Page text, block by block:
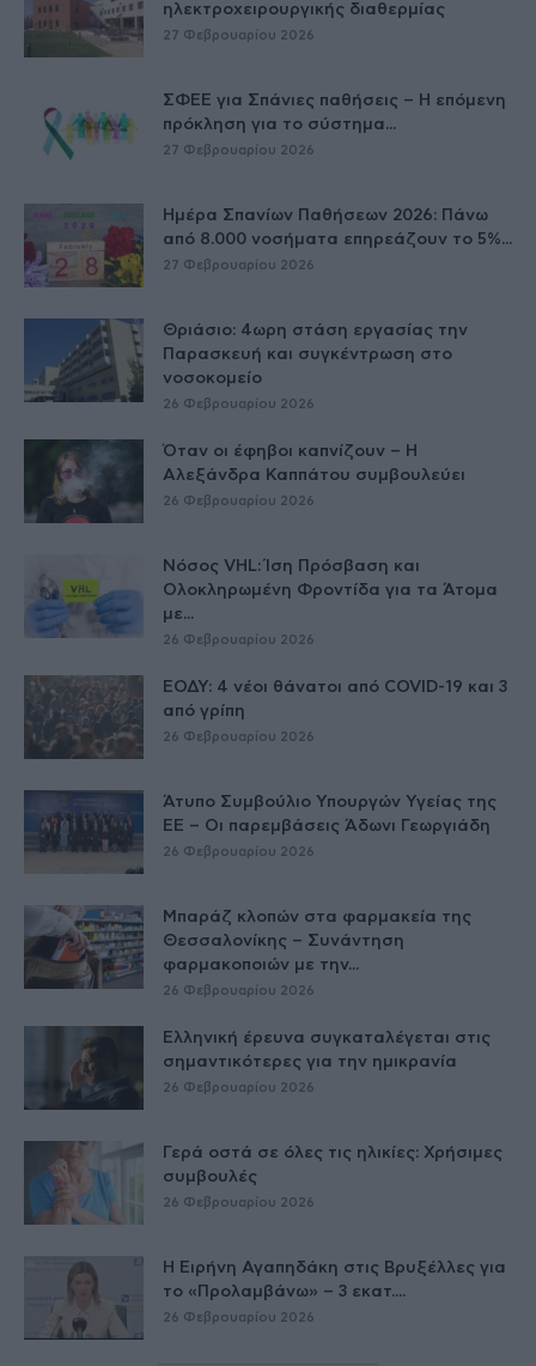
ηλεκτροχειρουργικής διαθερμίας
27 Φεβρουαρίου 2026
ΣΦΕΕ για Σπάνιες παθήσεις – Η επόμενη
πρόκληση για το σύστημα...
27 Φεβρουαρίου 2026
Ημέρα Σπανίων Παθήσεων 2026: Πάνω
από 8.000 νοσήματα επηρεάζουν το 5%...
27 Φεβρουαρίου 2026
Θριάσιο: 4ωρη στάση εργασίας την
Παρασκευή και συγκέντρωση στο
νοσοκομείο
26 Φεβρουαρίου 2026
Όταν οι έφηβοι καπνίζουν – Η
Αλεξάνδρα Καππάτου συμβουλεύει
26 Φεβρουαρίου 2026
Νόσος VHL: Ίση Πρόσβαση και
Ολοκληρωμένη Φροντίδα για τα Άτομα
με...
26 Φεβρουαρίου 2026
ΕΟΔΥ: 4 νέοι θάνατοι από COVID-19 και 3
από γρίπη
26 Φεβρουαρίου 2026
Άτυπο Συμβούλιο Υπουργών Υγείας της
ΕE – Οι παρεμβάσεις Άδωνι Γεωργιάδη
26 Φεβρουαρίου 2026
Μπαράζ κλοπών στα φαρμακεία της
Θεσσαλονίκης – Συνάντηση
φαρμακοποιών με την...
26 Φεβρουαρίου 2026
Ελληνική έρευνα συγκαταλέγεται στις
σημαντικότερες για την ημικρανία
26 Φεβρουαρίου 2026
Γερά οστά σε όλες τις ηλικίες: Χρήσιμες
συμβουλές
26 Φεβρουαρίου 2026
Η Ειρήνη Αγαπηδάκη στις Βρυξέλλες για
το «Προλαμβάνω» – 3 εκατ....
26 Φεβρουαρίου 2026